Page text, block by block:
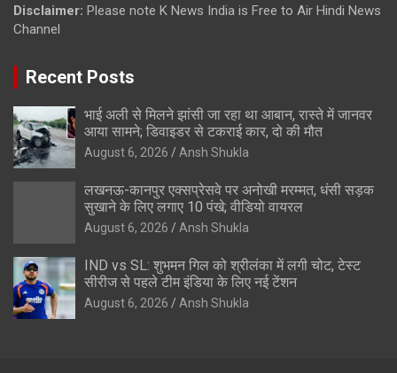
Disclaimer: Please note K News India is Free to Air Hindi News
Channel
Recent Posts
भाई अली से मिलने झांसी जा रहा था आबान, रास्ते में जानवर
आया सामने; डिवाइडर से टकराई कार, दो की मौत
August 6, 2026 Ansh Shukla
लखनऊ-कानपुर एक्सप्रेसवे पर अनोखी मरम्मत, धंसी सड़क
सुखाने के लिए लगाए 10 पंखे; वीडियो वायरल
August 6, 2026 Ansh Shukla
IND vs SL: शुभमन गिल को श्रीलंका में लगी चोट, टेस्ट
सीरीज से पहले टीम इंडिया के लिए नई टेंशन
August 6, 2026 Ansh Shukla